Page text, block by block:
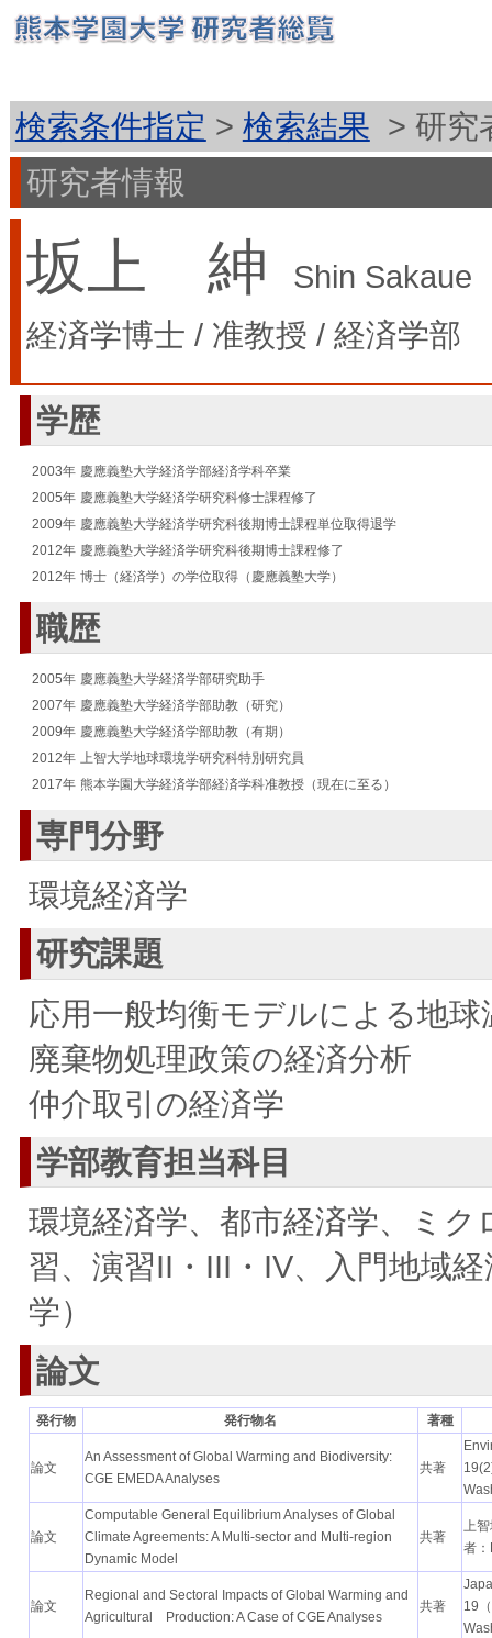
検索条件指定 > 検索結果 > 研究
研究者情報
坂上 紳
Shin Sakaue
経済学博士 / 准教授 / 経済学部
学歴
2003年 慶應義塾大学経済学部経済学科卒業
2005年 慶應義塾大学経済学研究科修士課程修了
2009年 慶應義塾大学経済学研究科後期博士課程単位取得退学
2012年 慶應義塾大学経済学研究科後期博士課程修了
2012年 博士（経済学）の学位取得（慶應義塾大学）
職歴
2005年 慶應義塾大学経済学部研究助手
2007年 慶應義塾大学経済学部助教（研究）
2009年 慶應義塾大学経済学部助教（有期）
2012年 上智大学地球環境学研究科特別研究員
2017年 熊本学園大学経済学部経済学科准教授（現在に至る）
専門分野
環境経済学
研究課題
応用一般均衡モデルによる地
廃棄物処理政策の経済分析
仲介取引の経済学
学部教育担当科目
環境経済学、都市経済学、ミク
習、演習II・III・IV、入門地域
学）
論文
発行物 発行物名 著種
論文
An Assessment of Global Warming and Biodiversity:
CGE EMEDA Analyses
共著
論文
Computable General Equilibrium Analyses of Global
Climate Agreements: A Multi-sector and Multi-region
Dynamic Model
共著
上
者
論文
Regional and Sectoral Impacts of Global Warming and
Agricultural Production: A Case of CGE Analyses
共著
19